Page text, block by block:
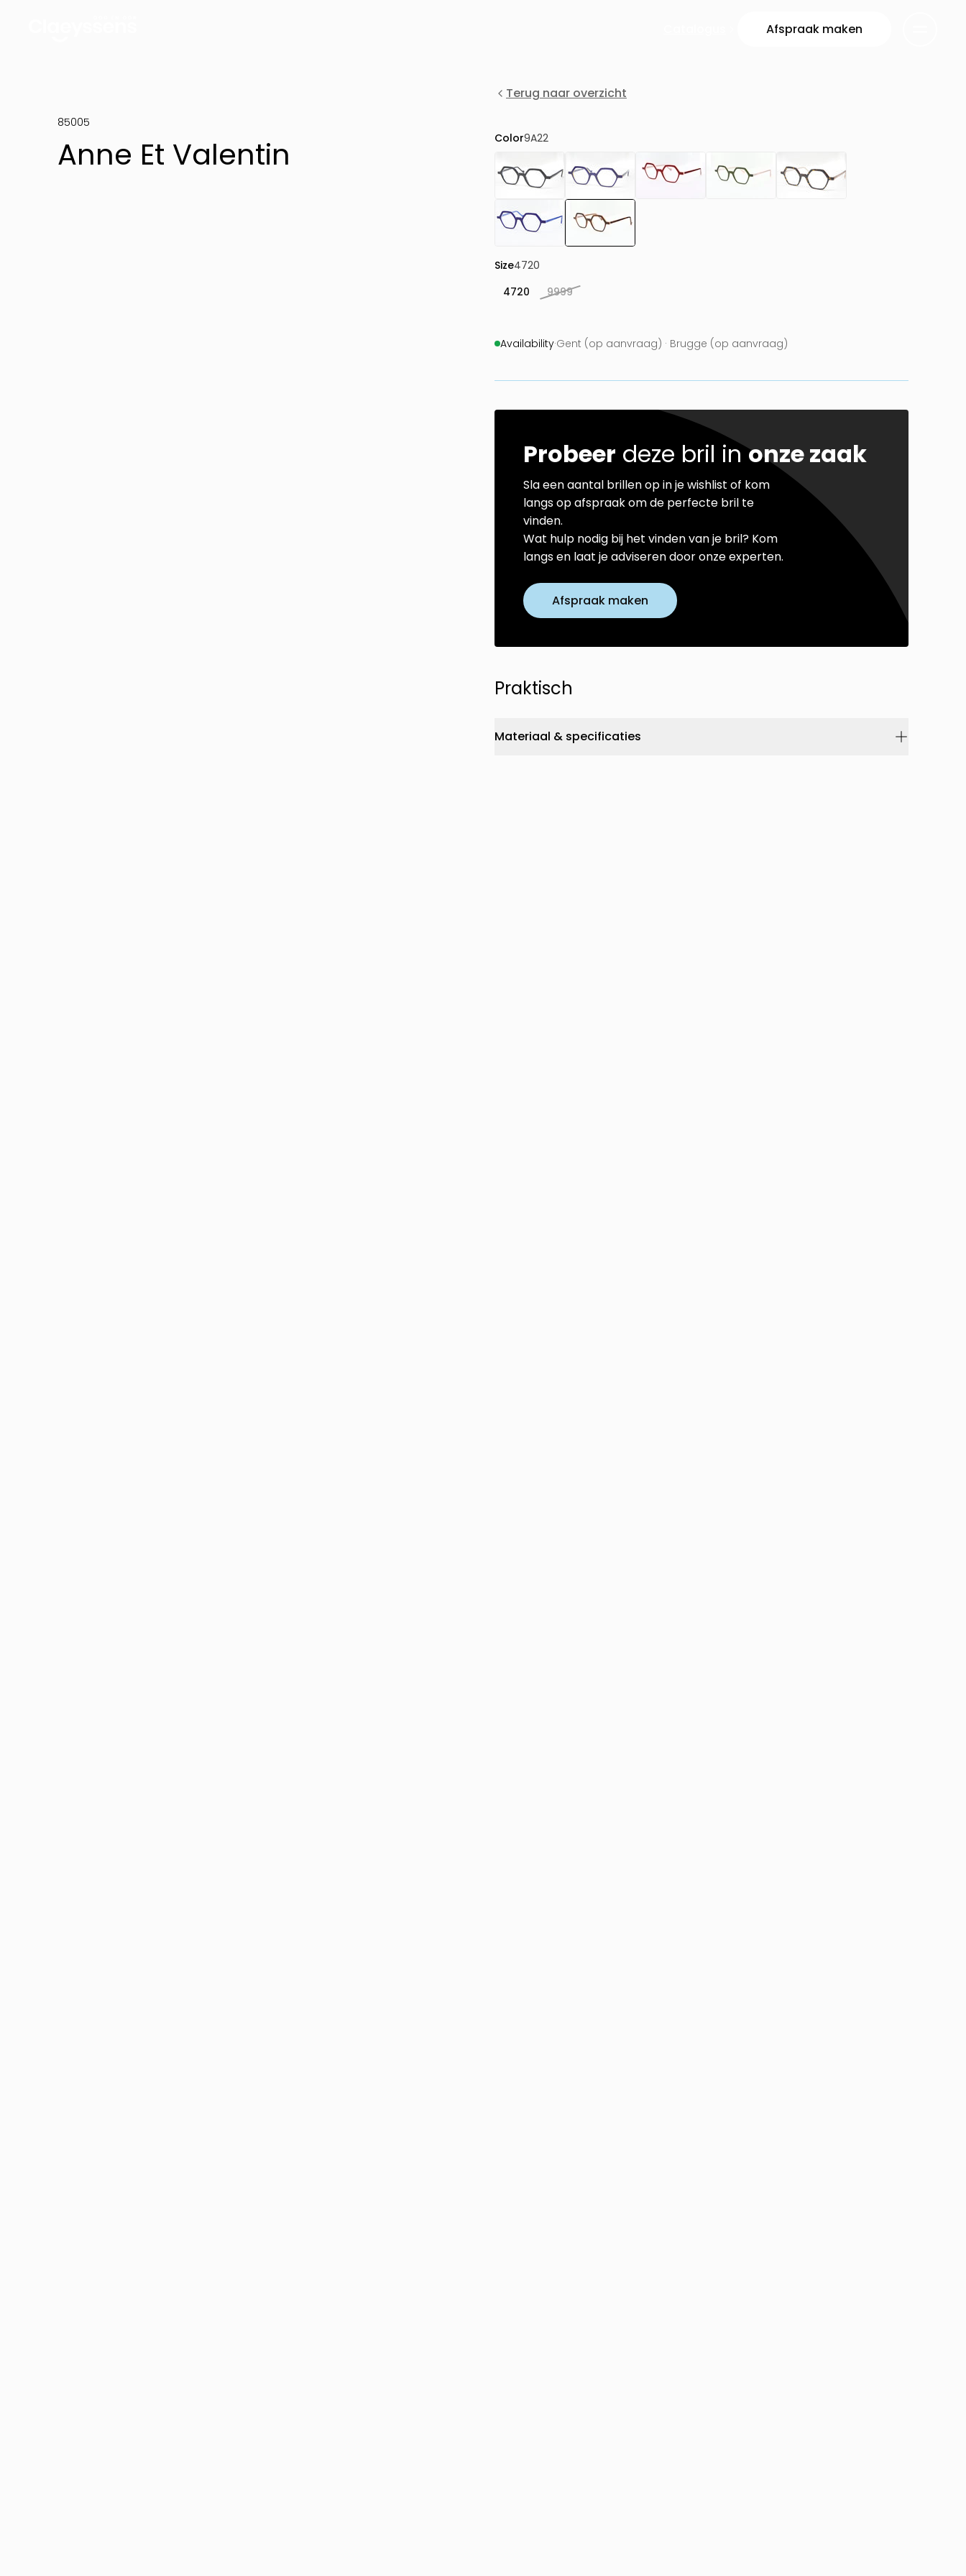
Afspraak maken
85005
Anne Et Valentin
Terug naar overzicht
Color9A22
Size4720
4720
9999
Availability·Gent (op aanvraag) · Brugge (op aanvraag)
Probeer deze bril inonze zaak
Sla een aantal brillen op in je wishlist of kom
langs op afspraak om de perfecte bril te
vinden.
Wat hulp nodig bij het vinden van je bril? Kom
langs en laat je adviseren door onze experten.
Afspraak maken
Praktisch
Materiaal & specificaties